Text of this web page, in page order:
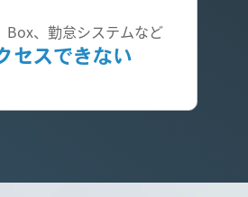
Box、勤怠システムなど
セスできない